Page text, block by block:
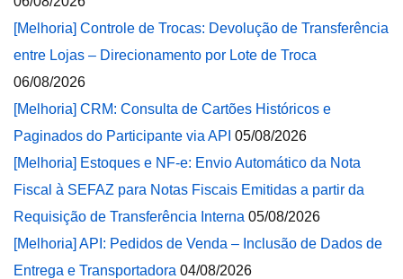
[Melhoria] Controle de Trocas: Devolução de Transferência
entre Lojas – Direcionamento por Lote de Troca
06/08/2026
[Melhoria] CRM: Consulta de Cartões Históricos e
Paginados do Participante via API 05/08/2026
[Melhoria] Estoques e NF-e: Envio Automático da Nota
Fiscal à SEFAZ para Notas Fiscais Emitidas a partir da
Requisição de Transferência Interna 05/08/2026
[Melhoria] API: Pedidos de Venda – Inclusão de Dados de
Entrega e Transportadora 04/08/2026